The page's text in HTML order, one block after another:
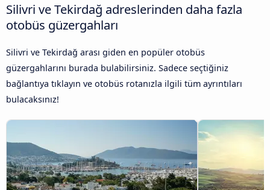
Silivri ve Tekirdağ adreslerinden daha fazla
otobüs güzergahları
Silivri ve Tekirdağ arası giden en popüler otobüs
güzergahlarını burada bulabilirsiniz. Sadece seçtiğiniz
bağlantıya tıklayın ve otobüs rotanızla ilgili tüm ayrıntıları
bulacaksınız!